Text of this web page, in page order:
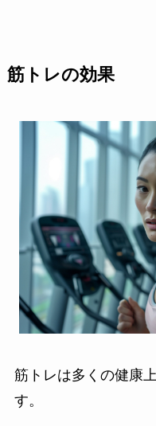
筋トレの効果
筋トレは多くの健康
す。